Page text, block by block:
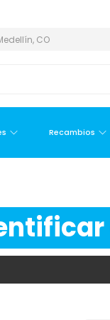
CO
Recambios